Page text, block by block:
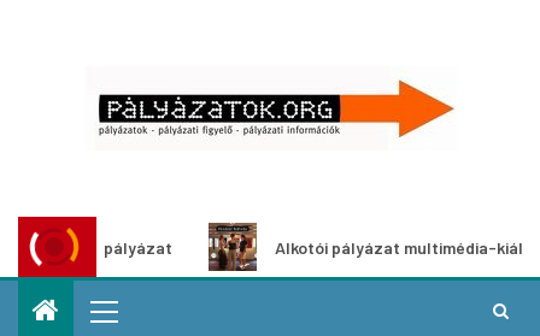
Alkotói pályázat multimédia-kiállításhoz